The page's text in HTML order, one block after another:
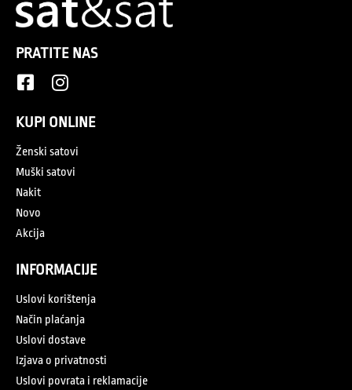
PRATITE NAS
KUPI ONLINE
Ženski satovi
Muški satovi
Nakit
Novo
Akcija
INFORMACIJE
Uslovi korištenja
Način plaćanja
Uslovi dostave
Izjava o privatnosti
Uslovi povrata i reklamacije